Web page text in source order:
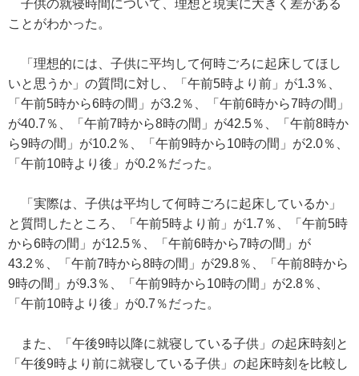
子供の就寝時間について、理想と現実に大きく差がある
ことがわかった。
「理想的には、子供に平均して何時ごろに起床してほし
いと思うか」の質問に対し、「午前5時より前」が1.3％、
「午前5時から6時の間」が3.2％、「午前6時から7時の間」
が40.7％、「午前7時から8時の間」が42.5％、「午前8時か
ら9時の間」が10.2％、「午前9時から10時の間」が2.0％、
「午前10時より後」が0.2％だった。
「実際は、子供は平均して何時ごろに起床しているか」
と質問したところ、「午前5時より前」が1.7％、「午前5時
から6時の間」が12.5％、「午前6時から7時の間」が
43.2％、「午前7時から8時の間」が29.8％、「午前8時から
9時の間」が9.3％、「午前9時から10時の間」が2.8％、
「午前10時より後」が0.7％だった。
また、「午後9時以降に就寝している子供」の起床時刻と
「午後9時より前に就寝している子供」の起床時刻を比較し